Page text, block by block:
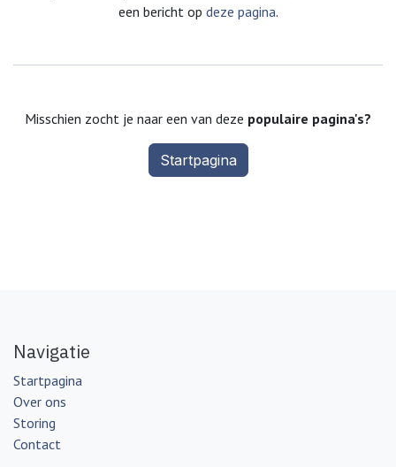
een bericht op deze pagina.
Misschien zocht je naar een van deze populaire pagina's?
Startpagina
Navigatie
Startpagina
Over ons
Storing
Contact